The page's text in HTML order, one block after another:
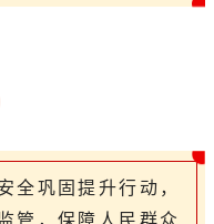
全巩固提升行动，
管，保障人民群众